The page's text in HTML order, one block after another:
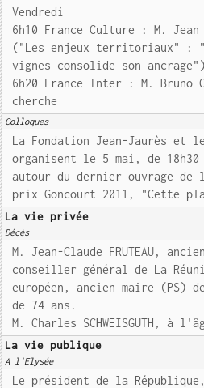
Vendredi
6h10 France Culture : M. Jean
("Les enjeux territoriaux" :
vignes consolide son ancrage")
6h20 France Inter : M. Bruno
cherche
Colloques
La Fondation Jean-Jaurès et
organisent le 5 mai, de 18h30
autour du dernier ouvrage
prix Goncourt 2011, "Cette
La vie privée
Décès
M. Jean-Claude FRUTEAU,
conseiller général de La
européen, ancien maire (PS)
de 74 ans.
M. Charles SCHWEISGUTH, à
La vie publique
A l'Elysée
Le président de la République,